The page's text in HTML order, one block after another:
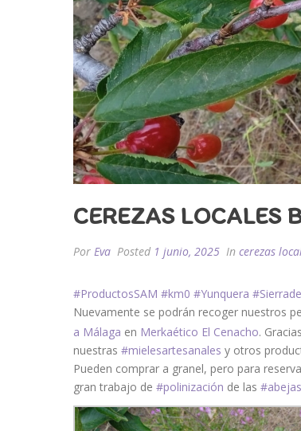
CEREZAS LOCALES
Por Eva Posted 1 junio, 2025 In cerezas
#ProductosSAM #km0 #Yunquera
Nuevamente se podrán recoger nuestros
a Málaga en Merkaético El Cenacho.
nuestras #mielesartesanales y otros
Pueden comprar a granel, pero para
gran trabajo de #polinización de las #abejas